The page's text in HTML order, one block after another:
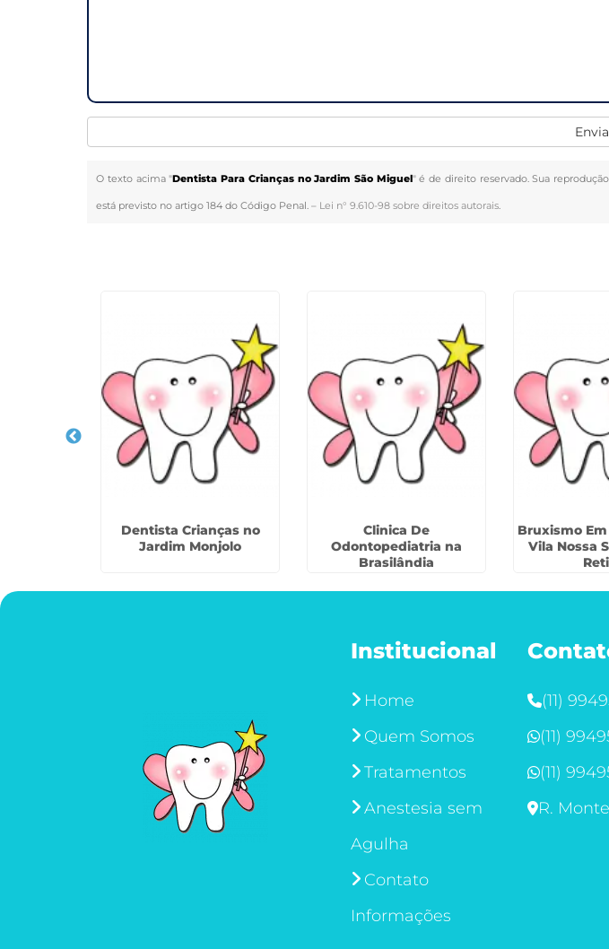
O texto acima "Dentista Para Crianças no Jardim São Miguel" é de direito reservado. Sua
está previsto no artigo 184 do Código Penal. – Lei n° 9.610-98 sobre direitos autorais.
Dentista Crianças no
Jardim Monjolo
Clinica De
Odontopediatria na
Brasilândia
Bruxismo
Vila Nossa
Institucional
Home
Quem Somos
Tratamentos
Anestesia sem
Agulha
Contato
Informações
(11)
(11)
(11)
R.